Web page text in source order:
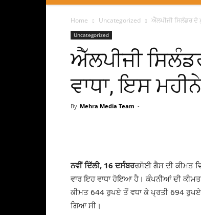
Home Uncategorized ਐੱਲਪੀਜੀ ਸਿਲੰਡਰ ਦੇ
Uncategorized
ਐੱਲਪੀਜੀ
ਵਾਧਾ, ਇਸ
By Mehra Media Team -
ਨਵੀਂ ਦਿੱਲੀ, 16 ਦਸੰਬਰਰਸੋਈ ਗੈਸ ਦੀ ਕੀਮਤ
ਵਾਰ ਇਹ ਵਾਧਾ ਹੋਇਆ ਹੈ। ਕੰਪਨੀਆਂ ਦੀ
ਕੀਮਤ 644 ਰੁਪਏ ਤੋਂ ਵਧਾ ਕੇ ਪ੍ਰਤੀ 694
ਗਿਆ ਸੀ।